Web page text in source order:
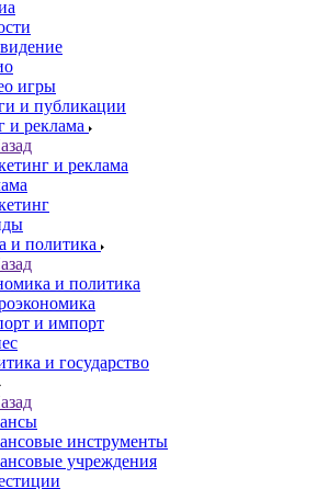
игры
и публикации
и реклама
и реклама
и политика
и политика
и импорт
и государство
инструменты
учреждения